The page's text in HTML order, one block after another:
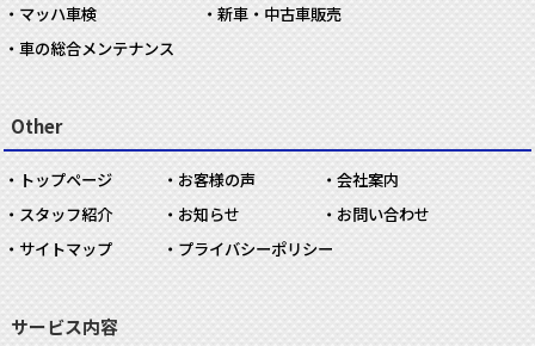
マッハ車検
新車・中古車販売
車の総合メンテナンス
Other
トップページ お客様の声
会社案内
スタッフ紹介
お知らせ
お問い合わせ
サイトマップ
プライバシーポリシー
サービス内容